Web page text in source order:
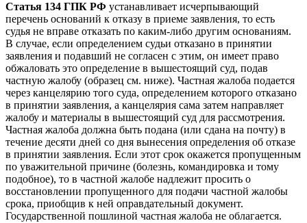
Статья 134 ГПК РФ устанавливает исчерпывающий
перечень оснований к отказу в приеме заявления, то есть
судья не вправе отказать по каким-либо другим основаниям.
В случае, если определением судьи отказано в принятии
заявления и подавший не согласен с этим, он имеет право
обжаловать это определение в вышестоящий суд, подав
частную жалобу (образец см. ниже). Частная жалоба подается
через канцелярию того суда, определением которого отказано
в принятии заявления, а канцелярия сама затем направляет
жалобу и материалы в вышестоящий суд для рассмотрения.
Частная жалоба должна быть подана (или сдана на почту) в
течение десяти дней со дня вынесения определения об отказе
в принятии заявления. Если этот срок окажется пропущенным
по уважительной причине (болезнь, командировка и тому
подобное), то в частной жалобе надлежит просить о
восстановлении пропущенного для подачи частной жалобы
срока, приобщив к ней оправдательный документ.
Государственной пошлиной частная жалоба не облагается.